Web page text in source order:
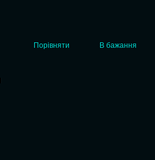
Порівняти В бажання